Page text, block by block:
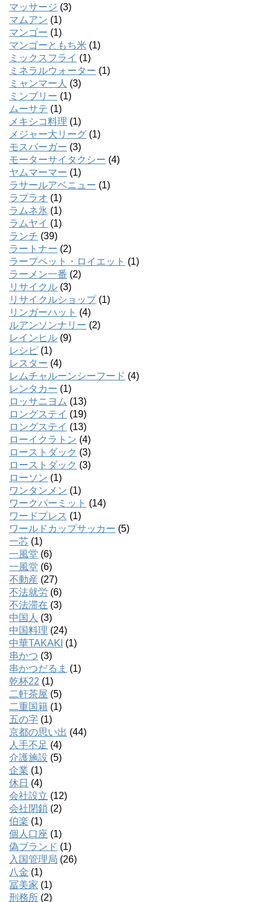
マッサージ (3)
マムアン (1)
マンゴー (1)
マンゴーともち米 (1)
ミックスフライ (1)
ミネラルウォーター (1)
ミャンマー人 (3)
ミンブリー (1)
ムーサテ (1)
メキシコ料理 (1)
メジャー大リーグ (1)
モスバーガー (3)
モーターサイタクシー (4)
ヤムマーマー (1)
ラサールアベニュー (1)
ラプラオ (1)
ラムネ氷 (1)
ラムヤイ (1)
ランチ (39)
ラートナー (2)
ラープペット・ロイエット (1)
ラーメン一番 (2)
リサイクル (3)
リサイクルショップ(1)
リンガーハット (4)
ルアンソンナリー (2)
レインヒル (9)
レシピ (1)
レスター (4)
レムチャルーンシーフード (4)
レンタカー (1)
ロッサニヨム (13)
ロングステイ (19)
ロングステイ (13)
ローイクラトン (4)
ローストダック (3)
ローストダック (3)
ローソン (1)
ワンタンメン (1)
ワークパーミット (14)
ワードプレス (1)
ワールドカップサッカー (5)
一芯 (1)
一風堂 (6)
一風堂 (6)
不動産 (27)
不法就労 (6)
不法滞在 (3)
中国人 (3)
中国料理 (24)
中華TAKAKI (1)
串かつ (3)
串かつだるま (1)
乾杯22 (1)
二軒茶屋 (5)
二重国籍 (1)
五の字 (1)
京都の思い出 (44)
人手不足 (4)
介護施設 (5)
企業 (1)
休日 (4)
会社設立 (12)
会社閉鎖 (2)
伯楽 (1)
個人口座 (1)
偽ブランド (1)
入国管理局 (26)
八金 (1)
冨美家 (1)
刑務所 (2)